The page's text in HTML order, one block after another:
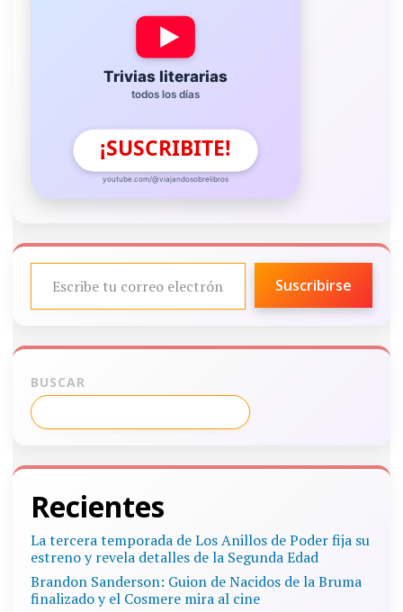
Trivias literarias
todos los días
¡SUSCRIBITE!
youtube.com/@viajandosobrelibros
ESCRIBE TU CORREO ELECTRÓNICO…
Suscribirse
BUSCAR
Recientes
La tercera temporada de Los Anillos de Poder fija su
estreno y revela detalles de la Segunda Edad
Brandon Sanderson: Guion de Nacidos de la Bruma
finalizado y el Cosmere mira al cine